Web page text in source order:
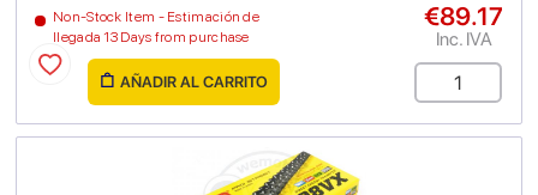
Non-Stock Item - Estimación de
llegada 13 Days from purchase
€89.17
Inc. IVA
AÑADIR AL CARRITO